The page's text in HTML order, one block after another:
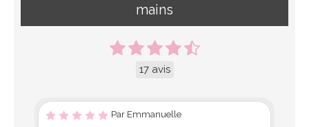
mains
17 avis
Par Emmanuelle